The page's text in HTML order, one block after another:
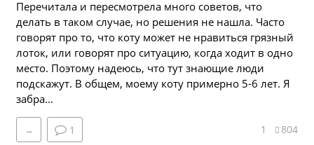
Перечитала и пересмотрела много советов, что
делать в таком случае, но решения не нашла. Часто
говорят про то, что коту может не нравиться грязный
лоток, или говорят про ситуацию, когда ходит в одно
место. Поэтому надеюсь, что тут знающие люди
подскажут. В общем, моему коту примерно 5-6 лет. Я
забра...
→ 1 1 804